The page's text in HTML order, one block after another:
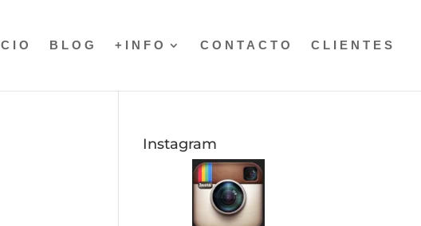
BLOG +INFO CONTACTO CLIENTES
Instagram